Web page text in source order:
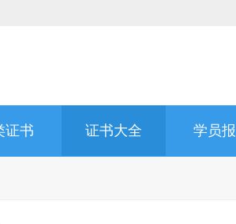
证书 证书大全 学员